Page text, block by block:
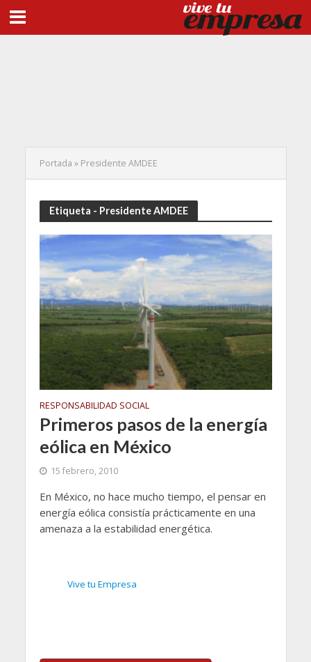
Portada » Presidente AMDEE
Etiqueta - Presidente AMDEE
RESPONSABILIDAD SOCIAL
Primeros pasos de la energía
eólica en México
15 febrero, 2010
En México, no hace mucho tiempo, el pensar en
energía eólica consistía prácticamente en una
amenaza a la estabilidad energética.
Vive tu Empresa